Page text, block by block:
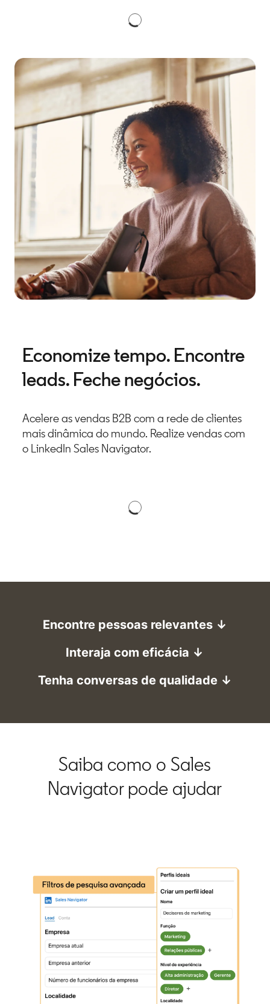
Economize tempo. Encontre
leads. Feche negócios.
Acelere as vendas B2B com a rede de clientes
mais dinâmica do mundo.​ Realize vendas com
o LinkedIn Sales Navigator.
Encontre pessoas relevantes ↓
Interaja com eficácia ↓
Tenha conversas de qualidade ↓
Saiba como o Sales
Navigator pode ajudar